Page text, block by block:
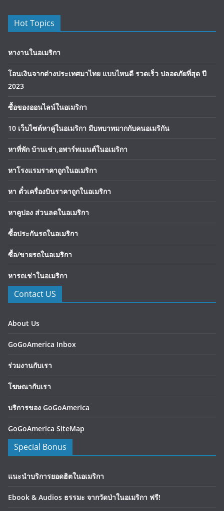
Hot Topics
หางานในอเมริกา
โอนเงินจากต่างประเทศมาไทย แบบไหนดี รวดเร็ว ปลอดภัยที่สุด ปี
2023
ซื้อของออนไลน์ในอเมริกา
10 เว็บไซต์หาคู่ในอเมริกา มีบทบาทมากกับคนอเมริกัน
หาที่พัก บ้านเช่า,อพาร์ทเมนต์ในอเมริกา
หาโรงแรมราคาถูกในอเมริกา
หา ตั๋วเครื่องบินราคาถูกในอเมริกา
หาคูปอง ส่วนลดในอเมริกา
ซื้อประกันรถในอเมริกา
ซื้อ/ขายรถในอเมริกา
หารถเช่าในอเมริกา
Contact US
About Us
GoGoAmerica Inbox
ร่วมงานกับเรา
โฆษณากับเรา
บริการของ GoGoAmerica
GoGoAmerica SiteMap
Special Bonus
แนะนำบริการยอดฮิตในอเมริกา
Ebook & Audios ธรรมะ จากวัดป่าในอเมริกา ฟรี!